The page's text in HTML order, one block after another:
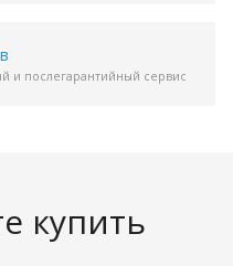
и послегарантийный сервис
купить